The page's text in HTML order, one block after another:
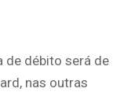
de débito será de
nas outras